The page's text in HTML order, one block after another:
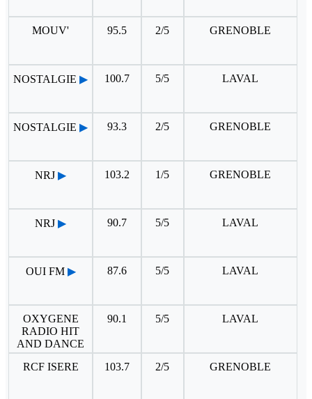
MOUV' 95.5 2/5 GRENOBLE
NOSTALGIE ▶ 100.7 5/5 LAVAL
NOSTALGIE ▶ 93.3 2/5 GRENOBLE
NRJ ▶ 103.2 1/5 GRENOBLE
NRJ ▶ 90.7 5/5 LAVAL
OUI FM ▶ 87.6 5/5 LAVAL
OXYGENE
RADIO HIT
AND DANCE
90.1 5/5 LAVAL
RCF ISERE 103.7 2/5 GRENOBLE